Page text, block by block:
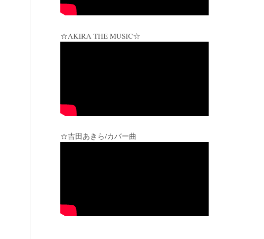
☆AKIRA THE MUSIC☆
☆吉田あきら/カバー曲